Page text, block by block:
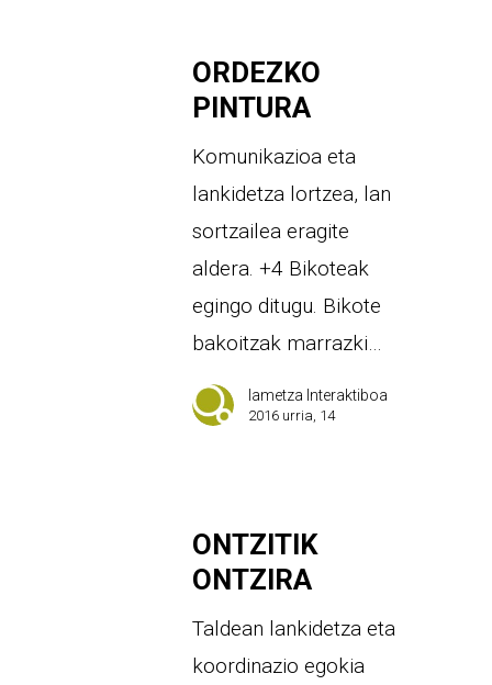
ORDEZKO
PINTURA
Komunikazioa eta
lankidetza lortzea, lan
sortzailea eragite
aldera. +4 Bikoteak
egingo ditugu. Bikote
bakoitzak marrazki…
Iametza Interaktiboa
2016 urria, 14
ONTZITIK
ONTZIRA
Taldean lankidetza eta
koordinazio egokia